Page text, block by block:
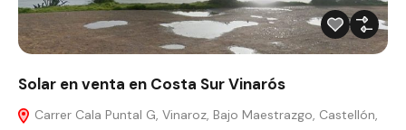
Solar en venta en Costa Sur Vinarós
Carrer Cala Puntal G, Vinaroz, Bajo Maestrazgo, Castellón,